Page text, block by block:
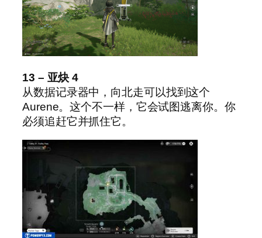
13 – 亚炔 4
从数据记录器中，向北走可以找到这个
Aurene。这个不一样，它会试图逃离你。你
必须追赶它并抓住它。